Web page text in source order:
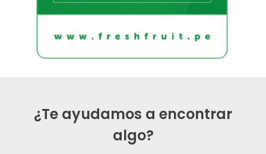
¿Te ayudamos a encontrar
algo?